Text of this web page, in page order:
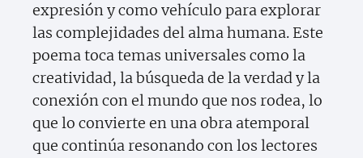
expresión y como vehículo para explorar
las complejidades del alma humana. Este
poema toca temas universales como la
creatividad, la búsqueda de la verdad y la
conexión con el mundo que nos rodea, lo
que lo convierte en una obra atemporal
que continúa resonando con los lectores